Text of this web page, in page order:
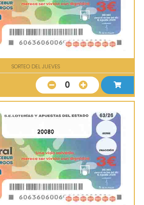
SORTEO DEL JUEVES
0
20080